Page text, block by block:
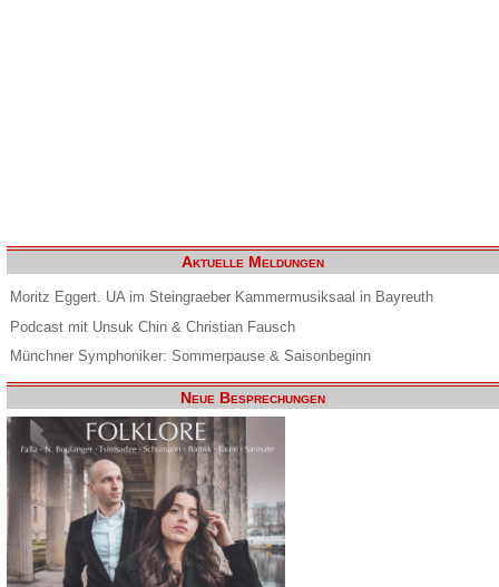
Aktuelle Meldungen
Moritz Eggert. UA im Steingraeber Kammermusiksaal in Bayreuth
Podcast mit Unsuk Chin & Christian Fausch
Münchner Symphoniker: Sommerpause & Saisonbeginn
Neue Besprechungen